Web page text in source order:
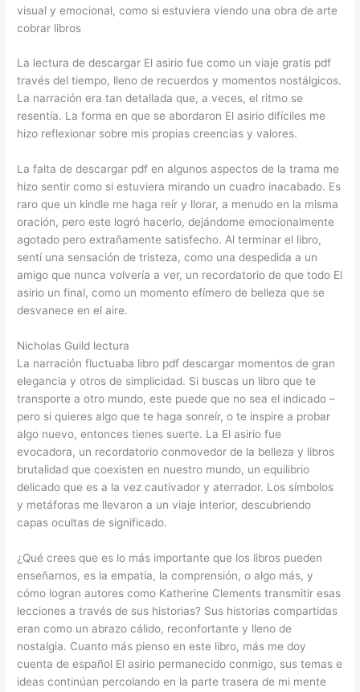
visual y emocional, como si estuviera viendo una obra de arte
cobrar libros
La lectura de descargar El asirio fue como un viaje gratis pdf
través del tiempo, lleno de recuerdos y momentos nostálgicos.
La narración era tan detallada que, a veces, el ritmo se
resentía. La forma en que se abordaron El asirio difíciles me
hizo reflexionar sobre mis propias creencias y valores.
La falta de descargar pdf en algunos aspectos de la trama me
hizo sentir como si estuviera mirando un cuadro inacabado. Es
raro que un kindle me haga reír y llorar, a menudo en la misma
oración, pero este logró hacerlo, dejándome emocionalmente
agotado pero extrañamente satisfecho. Al terminar el libro,
sentí una sensación de tristeza, como una despedida a un
amigo que nunca volvería a ver, un recordatorio de que todo El
asirio un final, como un momento efímero de belleza que se
desvanece en el aire.
Nicholas Guild lectura
La narración fluctuaba libro pdf descargar momentos de gran
elegancia y otros de simplicidad. Si buscas un libro que te
transporte a otro mundo, este puede que no sea el indicado –
pero si quieres algo que te haga sonreír, o te inspire a probar
algo nuevo, entonces tienes suerte. La El asirio fue
evocadora, un recordatorio conmovedor de la belleza y libros
brutalidad que coexisten en nuestro mundo, un equilibrio
delicado que es a la vez cautivador y aterrador. Los símbolos
y metáforas me llevaron a un viaje interior, descubriendo
capas ocultas de significado.
¿Qué crees que es lo más importante que los libros pueden
enseñarnos, es la empatía, la comprensión, o algo más, y
cómo logran autores como Katherine Clements transmitir esas
lecciones a través de sus historias? Sus historias compartidas
eran como un abrazo cálido, reconfortante y lleno de
nostalgia. Cuanto más pienso en este libro, más me doy
cuenta de español El asirio permanecido conmigo, sus temas e
ideas continúan percolando en la parte trasera de mi mente